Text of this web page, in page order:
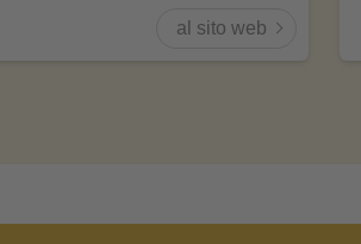
al sito web